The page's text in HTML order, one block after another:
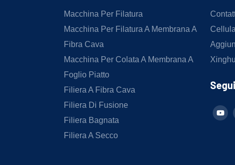
Macchina Per Filatura
Macchina Per Filatura A Membrana A
Fibra Cava
Macchina Per Colata A Membrana A
Foglio Piatto
Filiera A Fibra Cava
Filiera Di Fusione
Filiera Bagnata
Filiera A Secco